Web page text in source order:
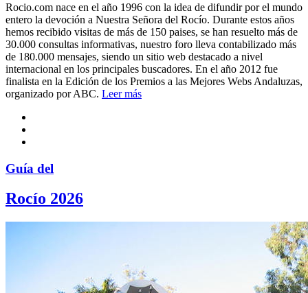
Rocio.com nace en el año 1996 con la idea de difundir por el mundo
entero la devoción a Nuestra Señora del Rocío. Durante estos años
hemos recibido visitas de más de 150 paises, se han resuelto más de
30.000 consultas informativas, nuestro foro lleva contabilizado más
de 180.000 mensajes, siendo un sitio web destacado a nivel
internacional en los principales buscadores. En el año 2012 fue
finalista en la Edición de los Premios a las Mejores Webs Andaluzas,
organizado por ABC. Leer más
Guía del
Rocío 2026